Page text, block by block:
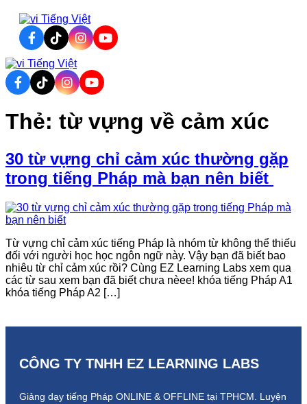
Tiếng Việt
Tiếng Việt
Thẻ: từ vựng về cảm xúc
30 từ vựng chỉ cảm xúc thường gặp
trong tiếng Pháp mà bạn nên biết
Từ vựng chỉ cảm xúc tiếng Pháp là nhóm từ không thể thiếu
đối với người học học ngôn ngữ này. Vậy bạn đã biết bao
nhiêu từ chỉ cảm xúc rồi? Cùng EZ Learning Labs xem qua
các từ sau xem bạn đã biết chưa nèee! khóa tiếng Pháp A1
khóa tiếng Pháp A2 […]
CÔNG TY TNHH EZ LEARNING LABS
Giảng dạy tiếng Pháp ONLINE & OFFLINE tại TPHCM. Luyện